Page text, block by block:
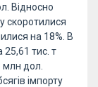
Відносно
скоротилися
на 18%. В
25,61 тис. т
млн дол.
імпорту